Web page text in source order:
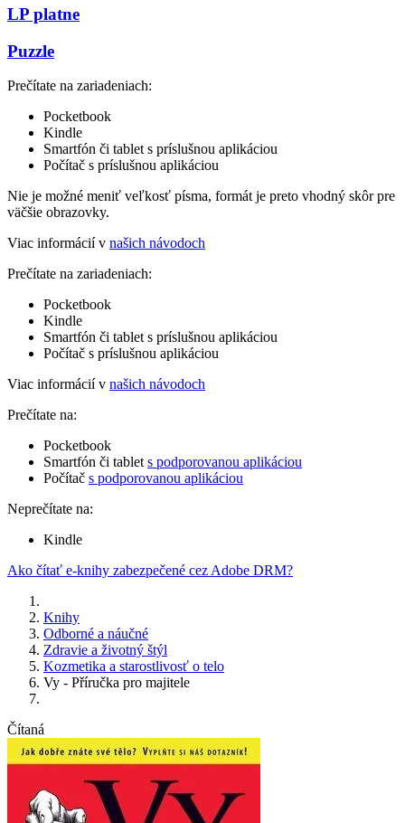
LP platne
Puzzle
Prečítate na zariadeniach:
Pocketbook
Kindle
Smartfón či tablet s príslušnou aplikáciou
Počítač s príslušnou aplikáciou
Nie je možné meniť veľkosť písma, formát je preto vhodný skôr pre
väčšie obrazovky.
Viac informácií v našich návodoch
Prečítate na zariadeniach:
Pocketbook
Kindle
Smartfón či tablet s príslušnou aplikáciou
Počítač s príslušnou aplikáciou
Viac informácií v našich návodoch
Prečítate na:
Pocketbook
Smartfón či tablet s podporovanou aplikáciou
Počítač s podporovanou aplikáciou
Neprečítate na:
Kindle
Ako čítať e-knihy zabezpečené cez Adobe DRM?
Knihy
Odborné a náučné
Zdravie a životný štýl
Kozmetika a starostlivosť o telo
Vy - Příručka pro majitele
Čítaná